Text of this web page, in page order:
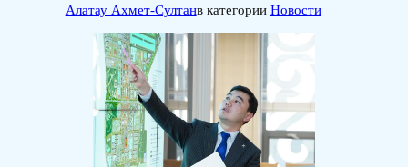
Алатау Ахмет-Султанв категории Новости